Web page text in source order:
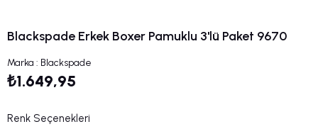
Blackspade Erkek Boxer Pamuklu 3'lü Paket 9670
Marka : Blackspade
₺1.649,95
Renk Seçenekleri